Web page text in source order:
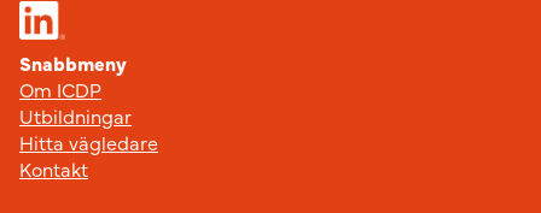
Snabbmeny
Om ICDP
Utbildningar
Hitta vägledare
Kontakt